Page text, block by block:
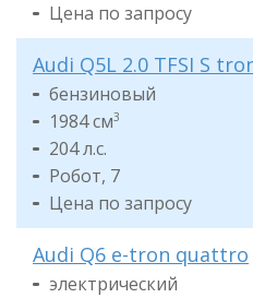
Цена по запросу
Audi Q5L 2.0 TFSI S
бензиновый
1984 см3
204 л.с.
Робот, 7
Цена по запросу
Audi Q6 e-tron quattro
электрический